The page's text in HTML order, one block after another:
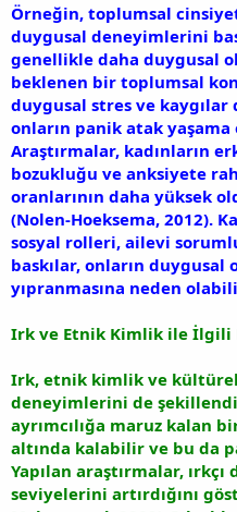
Örneğin, toplumsal
duygusal deneyimlerini
genellikle daha duygusal
beklenen bir toplumsal
duygusal stres ve
onların panik atak yaşama
Araştırmalar, kadınların
bozukluğu ve anksiyete
oranlarının daha yüksek
(Nolen-Hoeksema, 2012).
sosyal rolleri, ailevi
baskılar, onların duygusal
yıpranmasına neden
Irk ve Etnik Kimlik ile İlgili
Irk, etnik kimlik ve
deneyimlerini de
ayrımcılığa maruz kalan
altında kalabilir ve bu da
Yapılan araştırmalar,
seviyelerini artırdığını